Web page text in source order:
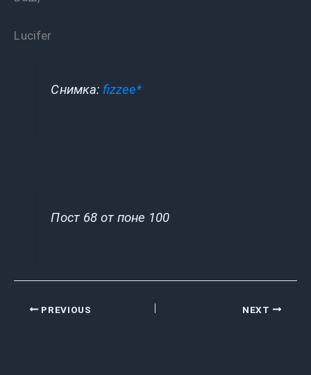
Lucifer
Снимка: fizzee*
Пост 68 от поне 100
PREVIOUS NEXT